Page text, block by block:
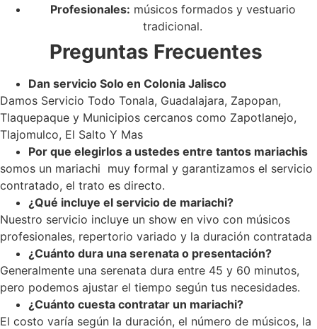
Profesionales: músicos formados y vestuario
tradicional.
Preguntas Frecuentes
Dan servicio Solo en Colonia Jalisco
Damos Servicio Todo Tonala, Guadalajara, Zapopan,
Tlaquepaque y Municipios cercanos como Zapotlanejo,
Tlajomulco, El Salto Y Mas
Por que elegirlos a ustedes entre tantos mariachis
somos un mariachi muy formal y garantizamos el servicio
contratado, el trato es directo.
¿Qué incluye el servicio de mariachi?
Nuestro servicio incluye un show en vivo con músicos
profesionales, repertorio variado y la duración contratada
¿Cuánto dura una serenata o presentación?
Generalmente una serenata dura entre 45 y 60 minutos,
pero podemos ajustar el tiempo según tus necesidades.
¿Cuánto cuesta contratar un mariachi?
El costo varía según la duración, el número de músicos, la